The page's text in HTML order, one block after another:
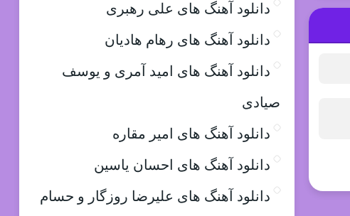
دانلود آهنگ های علی رهبری
دانلود آهنگ های رهام هادیان
دانلود آهنگ های امید آمری و یوسف
صیادی
دانلود آهنگ های امیر مقاره
دانلود آهنگ های احسان یاسین
دانلود آهنگ های علیرضا روزگار و حسام